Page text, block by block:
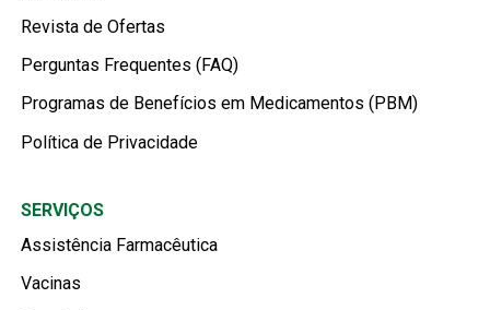
Revista de Ofertas
Perguntas Frequentes (FAQ)
Programas de Benefícios em Medicamentos (PBM)
Política de Privacidade
SERVIÇOS
Assistência Farmacêutica
Vacinas